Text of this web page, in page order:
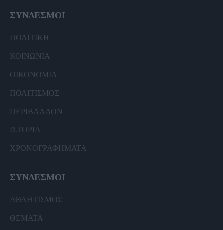
ΣΥΝΔΕΣΜΟΙ
ΠΟΛΙΤΙΚΗ
ΚΟΙΝΩΝΙΑ
ΟΙΚΟΝΟΜΙΑ
ΠΟΛΙΤΙΣΜΟΣ
ΠΕΡΙΒΑΛΛΟΝ
ΙΣΤΟΡΙΑ
ΧΡΟΝΟΓΡΑΦΗΜΑΤΑ
ΣΥΝΔΕΣΜΟΙ
ΑΘΛΗΤΙΣΜΟΣ
ΘΕΜΑΤΑ